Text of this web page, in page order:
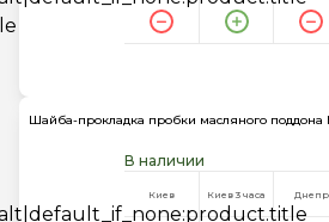
Шайба-прокладка пробки масляного поддона
В наличии
Киев Киев 3 часа Днепр